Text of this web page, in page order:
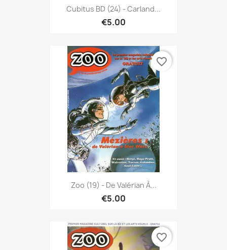
Cubitus BD (24) - Carland...
€5.00
Zoo (19) - De Valérian À...
€5.00
favorite_border
favorite_border